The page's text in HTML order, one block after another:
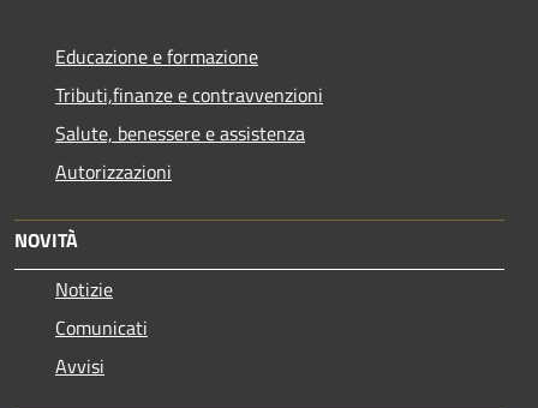
Educazione e formazione
Tributi,finanze e contravvenzioni
Salute, benessere e assistenza
Autorizzazioni
NOVITÀ
Notizie
Comunicati
Avvisi